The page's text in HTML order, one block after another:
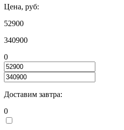
Цена, руб:
52900
340900
0
Доставим завтра:
0